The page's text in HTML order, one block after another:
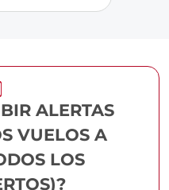
ALERTAS
VUELOS A
LOS